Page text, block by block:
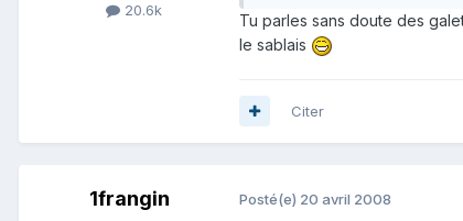
20.6k
Tu parles sans doute des
le sablais
Citer
1frangin Posté(e) 20 avril 2008